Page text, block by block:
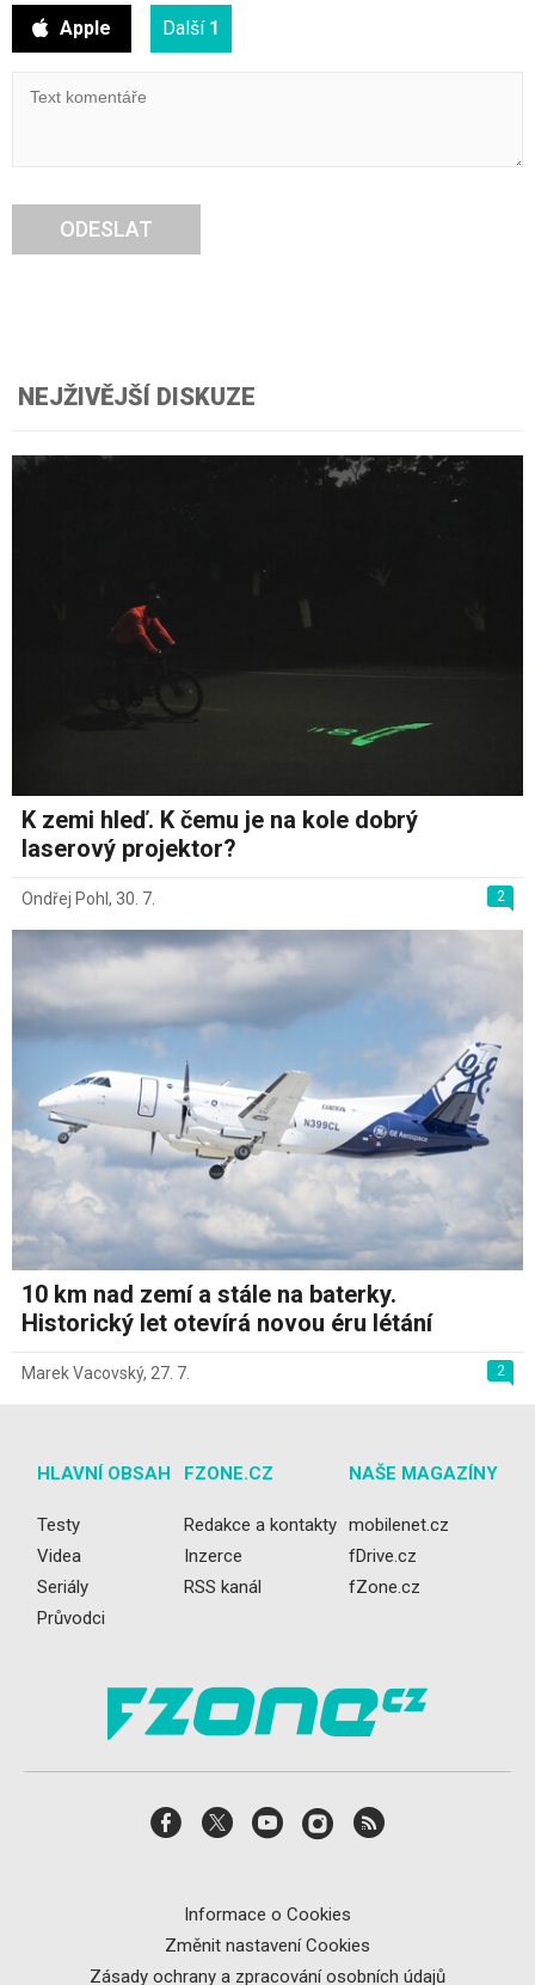
Apple Další 1
ODESLAT
NEJŽIVĚJŠÍ DISKUZE
K zemi hleď. K čemu je na kole dobrý
laserový projektor?
2
Ondřej Pohl , 30. 7.
10 km nad zemí a stále na baterky.
Historický let otevírá novou éru létání
2
Marek Vacovský, 27. 7.
HLAVNÍ OBSAH
Testy
Videa
Seriály
Průvodci
FZONE.CZ
Redakce a kontakty
Inzerce
RSS kanál
NAŠE MAGAZÍNY
mobilenet.cz
fDrive.cz
fZone.cz
Informace o Cookies
Změnit nastavení Cookies
Zásady ochrany a zpracování osobních údajů